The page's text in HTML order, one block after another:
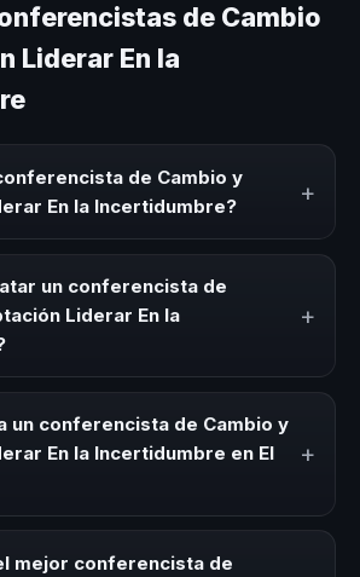
de Cambio
Liderar En la
de Cambio y
En la Incertidumbre?
+
experto que comparte conocimiento,
sobre este tema en eventos
y seminarios. Su objetivo es
y herramientas aplicables
un conferencista de
Liderar En la
+
En la Incertidumbre para kick-offs,
programas de desarrollo, eventos
tu organización necesita
cultural relacionado con esta
un conferencista de Cambio y
En la Incertidumbre en El
+
o virtual) y la duración del evento.
mejor conferencista de